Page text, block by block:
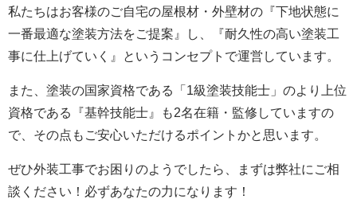
私たちはお客様のご自宅の屋根材・外壁材の『下地状態に
一番最適な塗装方法をご提案』し、『耐久性の高い塗装工
事に仕上げていく』というコンセプトで運営しています。
また、塗装の国家資格である「1級塗装技能士」のより上位
資格である『基幹技能士』も2名在籍・監修していますの
で、その点もご安心いただけるポイントかと思います。
ぜひ外装工事でお困りのようでしたら、まずは弊社にご相
談ください！必ずあなたの力になります！